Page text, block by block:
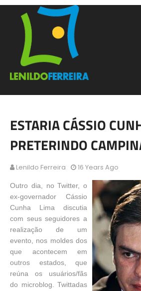
ESTARIA CÁSSIO
PRETERINDO
Lenildo Ferreira 16 Years Ago
Outro dia, no Twitter, o
ex-governador Cássio
Cunha Lima discutia
com seus seguidores a
realização de um
evento, nos moldes dos
que acontecem em
outros estados, que
reúna os usuários/fãs
do microblog. Twittadas